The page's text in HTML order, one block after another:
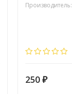
Производитель:
250 ₽